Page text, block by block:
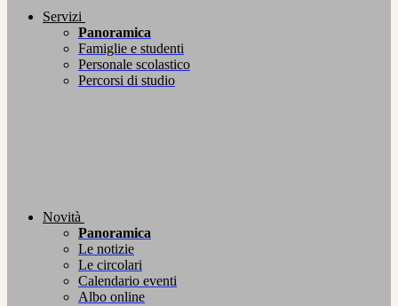
Servizi
Panoramica
Famiglie e studenti
Personale scolastico
Percorsi di studio
Novità
Panoramica
Le notizie
Le circolari
Calendario eventi
Albo online